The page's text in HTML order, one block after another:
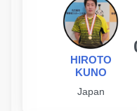
HIROTO
KUNO
Japan